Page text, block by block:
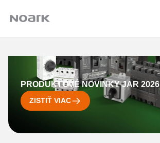
PRODUKTOVÉ NOVINKY JAR 2026
ZISTIŤ VIAC